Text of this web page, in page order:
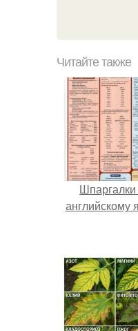
Читайте также
английскому